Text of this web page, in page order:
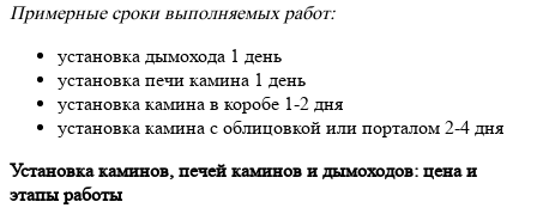
Примерные сроки выполняемых работ:
установка дымохода 1 день
установка печи камина 1 день
установка камина в коробе 1-2 дня
установка камина с облицовкой или порталом 2-4 дня
Установка каминов, печей каминов и дымоходов: цена и
этапы работы